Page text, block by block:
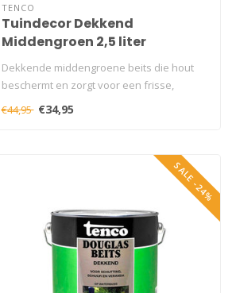
TENCO
Tuindecor Dekkend
Middengroen 2,5 liter
Dekkende middengroene beits die hout
beschermt en zorgt voor een frisse,
natuurl..
€44,95 €34,95
SALE -24%